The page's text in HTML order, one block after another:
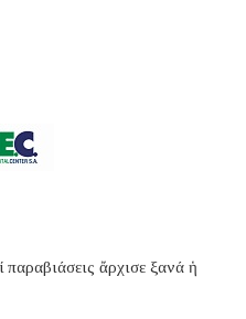
ἄρχισε ξανά ἡ